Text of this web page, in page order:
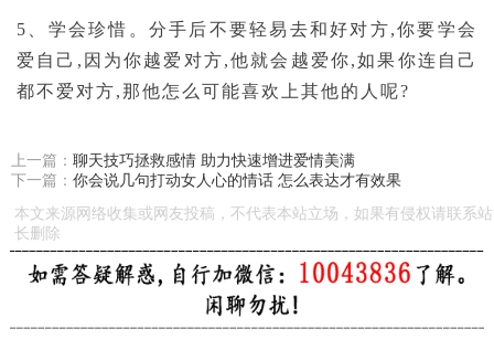
5、学会珍惜。分手后不要轻易去和好对方,你要学会
爱自己,因为你越爱对方,他就会越爱你,如果你连自己
都不爱对方,那他怎么可能喜欢上其他的人呢?
上一篇： 聊天技巧拯救感情 助力快速增进爱情美满
下一篇： 你会说几句打动女人心的情话 怎么表达才有效果
本文来源网络收集或网友投稿，不代表本站立场，如果有侵权请联系站
长删除